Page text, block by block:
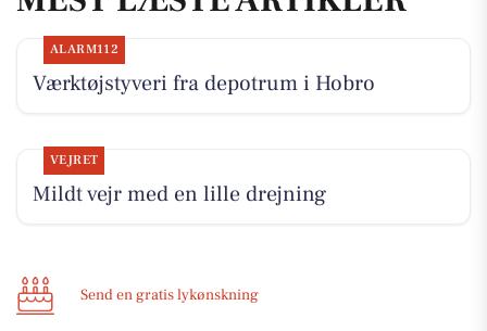
ALARM112
Værktøjstyveri fra depotrum i Hobro
VEJRET
Mildt vejr med en lille drejning
Send en gratis lykønskning